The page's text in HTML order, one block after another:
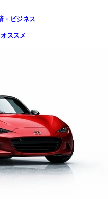
・ビジネス
オススメ